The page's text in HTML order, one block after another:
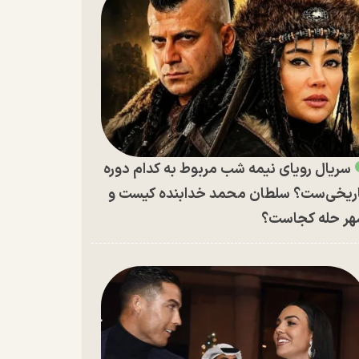
سریال رویای نیمه شب مربوط به کدام دوره
سلطان محمد خدابنده کیست و
حله کجاست؟